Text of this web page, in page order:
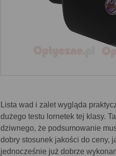
Lista wad i zalet wygląda
dużego testu lornetek tej klasy.
dziwnego, że podsumowanie
dobry stosunek jakości do ceny,
jednocześnie już dobrze